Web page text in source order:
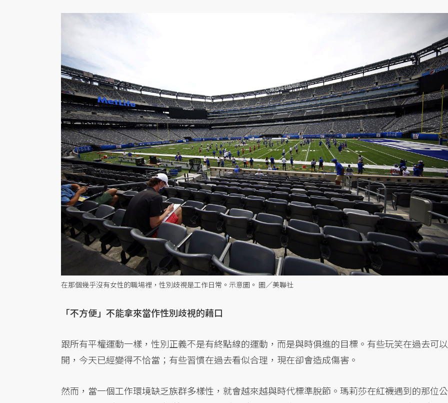
在那個幾乎沒有女性的職場裡，性別歧視是工作日常。示意圖。 圖／美聯社
「不方便」不能拿來當作性別歧視的藉口
跟所有平權運動一樣，性別正義不是有終點線的運動，而是與時俱進的目標。有些玩笑在過去可以
開，今天已經變得不恰當；有些習慣在過去看似合理，現在卻會造成傷害。
然而，當一個工作環境缺乏族群多樣性，就會越來越與時代標準脫節。瑪莉莎在紅襪遇到的那位公